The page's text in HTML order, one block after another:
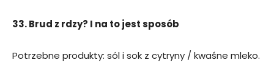
33. Brud z rdzy? I na to jest sposób
Potrzebne produkty: sól i sok z cytryny / kwaśne mleko.